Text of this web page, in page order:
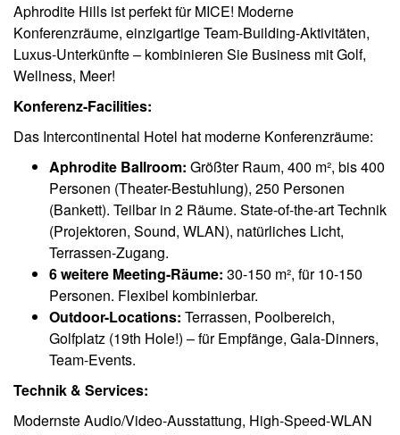
Aphrodite Hills ist perfekt für MICE! Moderne
Konferenzräume, einzigartige Team-Building-Aktivitäten,
Luxus-Unterkünfte – kombinieren Sie Business mit Golf,
Wellness, Meer!
Konferenz-Facilities:
Das Intercontinental Hotel hat moderne Konferenzräume:
Aphrodite Ballroom: Größter Raum, 400 m², bis 400
Personen (Theater-Bestuhlung), 250 Personen
(Bankett). Teilbar in 2 Räume. State-of-the-art Technik
(Projektoren, Sound, WLAN), natürliches Licht,
Terrassen-Zugang.
6 weitere Meeting-Räume: 30-150 m², für 10-150
Personen. Flexibel kombinierbar.
Outdoor-Locations: Terrassen, Poolbereich,
Golfplatz (19th Hole!) – für Empfänge, Gala-Dinners,
Team-Events.
Technik & Services:
Modernste Audio/Video-Ausstattung, High-Speed-WLAN